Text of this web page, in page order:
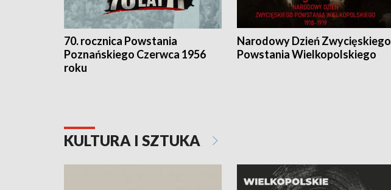
70. rocznica Powstania
Poznańskiego Czerwca 1956
roku
Narodowy Dzień Zwycięskiego
Powstania Wielkopolskiego
KULTURA I SZTUKA